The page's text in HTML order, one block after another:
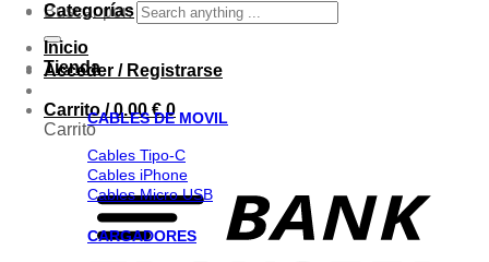
Buscar por:
Acceder / Registrarse
Carrito /0.00€ 0
Carrito
Categorías
Inicio
Tienda
CABLES DE MOVIL
Cables Tipo-C
Cables iPhone
Cables Micro USB
CARGADORES